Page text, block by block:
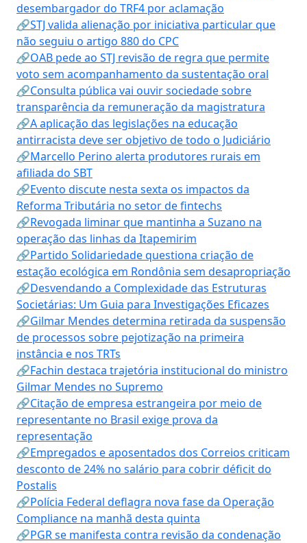
desembargador do TRF4 por aclamação
🔗STJ valida alienação por iniciativa particular que
não seguiu o artigo 880 do CPC
🔗OAB pede ao STJ revisão de regra que permite
voto sem acompanhamento da sustentação oral
🔗Consulta pública vai ouvir sociedade sobre
transparência da remuneração da magistratura
🔗A aplicação das legislações na educação
antirracista deve ser objetivo de todo o Judiciário
🔗Marcello Perino alerta produtores rurais em
afiliada do SBT
🔗Evento discute nesta sexta os impactos da
Reforma Tributária no setor de fintechs
🔗Revogada liminar que mantinha a Suzano na
operação das linhas da Itapemirim
🔗Partido Solidariedade questiona criação de
estação ecológica em Rondônia sem desapropriação
🔗Desvendando a Complexidade das Estruturas
Societárias: Um Guia para Investigações Eficazes
🔗Gilmar Mendes determina retirada da suspensão
de processos sobre pejotização na primeira
instância e nos TRTs
🔗Fachin destaca trajetória institucional do ministro
Gilmar Mendes no Supremo
🔗Citação de empresa estrangeira por meio de
representante no Brasil exige prova da
representação
🔗Empregados e aposentados dos Correios criticam
desconto de 24% no salário para cobrir déficit do
Postalis
🔗Polícia Federal deflagra nova fase da Operação
Compliance na manhã desta quinta
🔗PGR se manifesta contra revisão da condenação